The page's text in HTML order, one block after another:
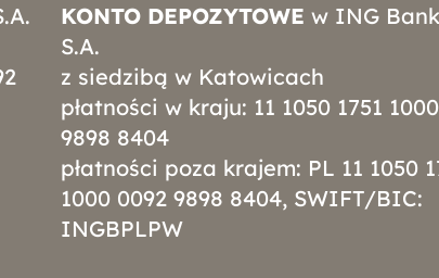
KONTO DEPOZYTOWE w ING
S.A.
z siedzibą w Katowicach
płatności w kraju: 11 1050 1751
9898 8404
płatności poza krajem: PL 11 1050
1000 0092 9898 8404, SWIFT/BIC:
INGBPLPW